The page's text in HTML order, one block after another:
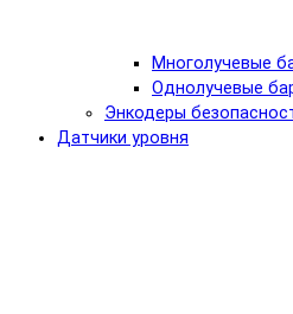
Многолучевые
Однолучевые
Энкодеры
Датчики уровня